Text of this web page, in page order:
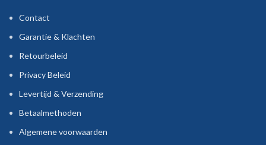
Contact
Garantie & Klachten
Retourbeleid
Privacy Beleid
Levertijd & Verzending
Betaalmethoden
Algemene voorwaarden